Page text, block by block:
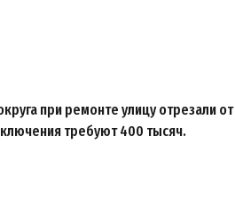
при ремонте улицу отрезали
требуют 400 тысяч.